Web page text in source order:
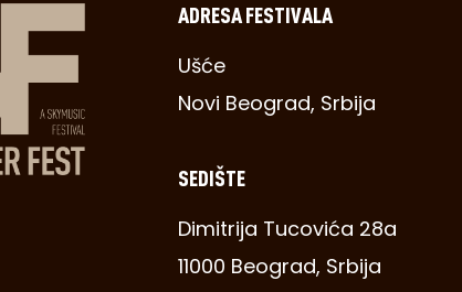
ADRESA FESTIVALA
Ušće
Novi Beograd, Srbija
SEDIŠTE
Dimitrija Tucovića 28a
11000 Beograd, Srbija